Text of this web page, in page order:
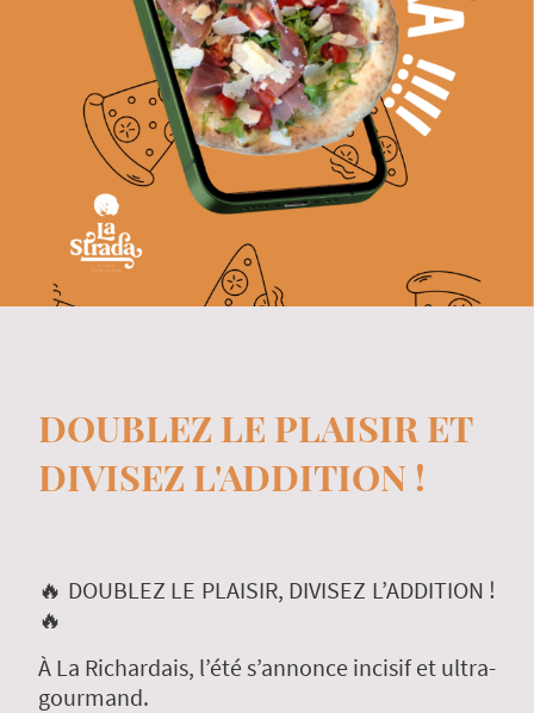
DOUBLEZ LE PLAISIR ET
DIVISEZ L'ADDITION !
🔥 DOUBLEZ LE PLAISIR, DIVISEZ L’ADDITION !
🔥
À La Richardais, l’été s’annonce incisif et ultra-
gourmand.